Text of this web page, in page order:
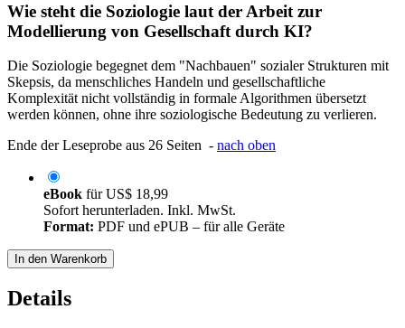
Wie steht die Soziologie laut der Arbeit zur
Modellierung von Gesellschaft durch KI?
Die Soziologie begegnet dem "Nachbauen" sozialer Strukturen mit
Skepsis, da menschliches Handeln und gesellschaftliche
Komplexität nicht vollständig in formale Algorithmen übersetzt
werden können, ohne ihre soziologische Bedeutung zu verlieren.
Ende der Leseprobe aus 26 Seiten - nach oben
eBook fürUS$ 18,99
Sofort herunterladen. Inkl. MwSt.
Format: PDF und ePUB – für alle Geräte
In den Warenkorb
Details